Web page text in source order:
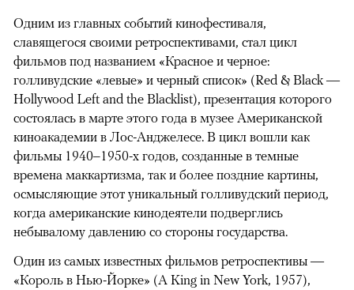
Одним из главных событий кинофестиваля,
славящегося своими ретроспективами, стал цикл
фильмов под названием «Красное и черное:
голливудские «левые» и черный список» (Red & Black —
Hollywood Left and the Blacklist), презентация которого
состоялась в марте этого года в музее Американской
киноакадемии в Лос-Анджелесе. В цикл вошли как
фильмы 1940–1950-х годов, созданные в темные
времена маккартизма, так и более поздние картины,
осмысляющие этот уникальный голливудский период,
когда американские кинодеятели подверглись
небывалому давлению со стороны государства.
Один из самых известных фильмов ретроспективы —
«Король в Нью-Йорке» (A King in New York, 1957),